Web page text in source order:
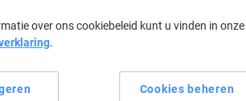
over ons cookiebeleid kunt u vinden in onze
.
Cookies beheren